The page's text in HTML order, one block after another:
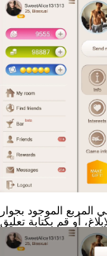
المربع الموجود بجوار